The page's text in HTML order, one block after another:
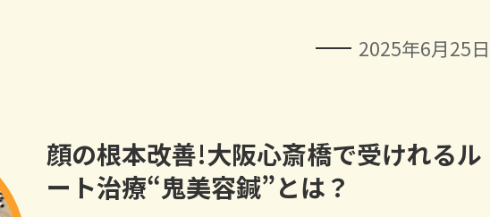
2025年6月25日
顔の根本改善!大阪心斎橋で受けれるル
ート治療“鬼美容鍼”とは？